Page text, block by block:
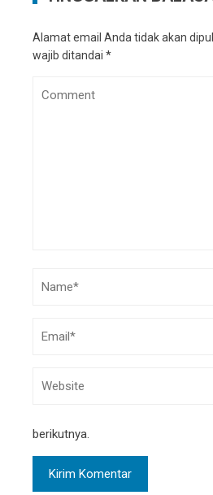
Alamat email Anda tidak akan
wajib ditandai *
berikutnya.